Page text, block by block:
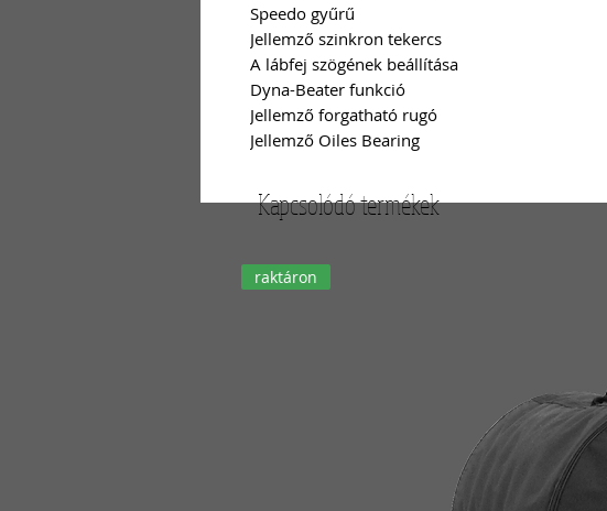
Speedo gyűrű
Jellemző szinkron tekercs
A lábfej szögének beállítása
Dyna-Beater funkció
Jellemző forgatható rugó
Jellemző Oiles Bearing
Kapcsolódó termékek
raktáron